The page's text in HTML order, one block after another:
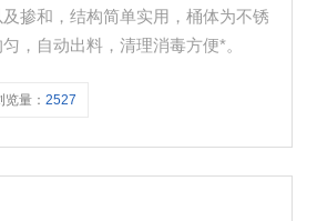
掺和，结构简单实用，桶体为不锈
，自动出料，清理消毒方便*。
览量：2527